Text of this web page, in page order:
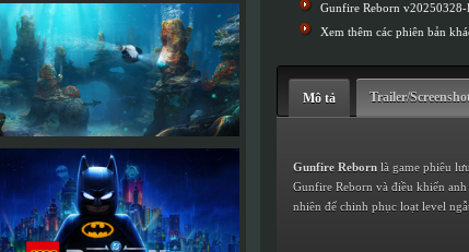
Gunfire Reborn v20250328-
Xem thêm các phiên bản
Mô tả Trailer/
Gunfire Reborn là game phiêu
Gunfire Reborn và điều khiển
nhiên để chinh phục loạt level